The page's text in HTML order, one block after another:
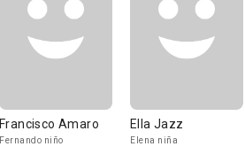
Francisco Amaro
Fernando niño
Ella Jazz
Elena niña